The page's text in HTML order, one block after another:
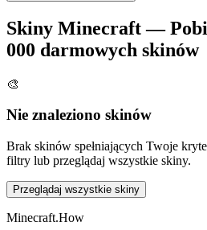
Skiny Minecraft —
000 darmowych skinów
🎨
Nie znaleziono skinów
Brak skinów spełniających Twoje
filtry lub przeglądaj wszystkie skiny.
Przeglądaj wszystkie skiny
Minecraft.How